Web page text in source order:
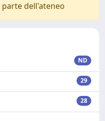
dell'ateneo
ND
29
28